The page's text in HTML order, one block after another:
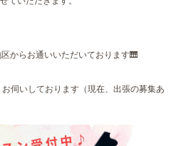
からお通いいただいております🎹
伺いしております（現在、出張の募集あ